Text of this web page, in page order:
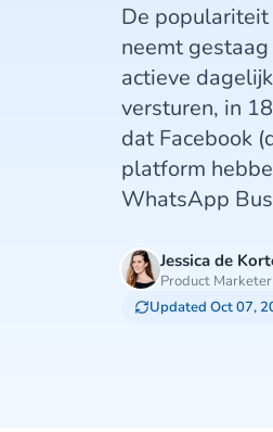
De
neemt
actieve
versturen, in
dat Facebook
platform
WhatsApp
Jessica de
Product Marketer
Updated Oct 07,